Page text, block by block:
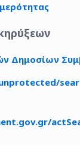
Δημοσίων